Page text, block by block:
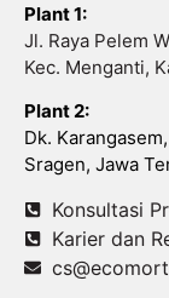
Plant 1:
Jl. Raya Pelem
Kec. Menganti,
Plant 2:
Dk.
Sragen, Jawa
Konsultasi
Karier dan